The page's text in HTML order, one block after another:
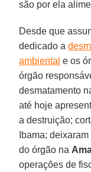
são por ela
Desde que
dedicado a
ambiental e os
órgão
desmatamento
até hoje
a destruição;
Ibama;
do órgão na
operações de